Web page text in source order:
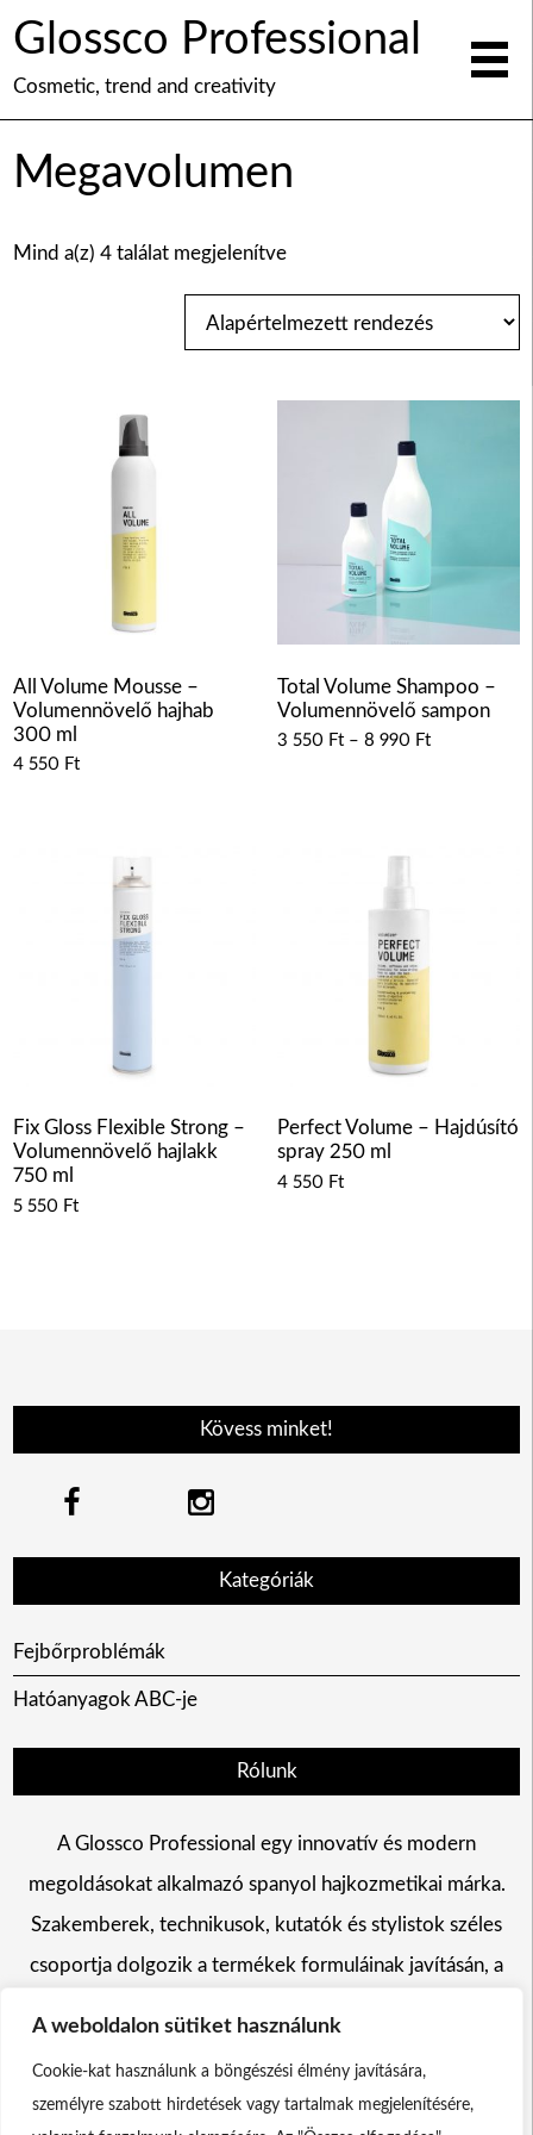
A weboldalon sütiket használunk
Cookie-kat használunk a böngészési élmény javítására,
személyre szabott hirdetések vagy tartalmak megjelenítésére,
Glossco Professional
Cosmetic, trend and creativity
Megavolumen
Mind a(z) 4 találat megjelenítve
All Volume Mousse –
Volumennövelő hajhab
300 ml
4 550 Ft
Total Volume Shampoo –
Volumennövelő sampon
3 550 Ft– 8 990 Ft
Fix Gloss Flexible Strong –
Volumennövelő hajlakk
750 ml
5 550 Ft
Perfect Volume – Hajdúsító
spray 250 ml
4 550 Ft
Kövess minket!
Kategóriák
Fejbőrproblémák
Hatóanyagok ABC-je
Rólunk
A Glossco Professional egy innovatív és modern
megoldásokat alkalmazó spanyol hajkozmetikai márka.
Szakemberek, technikusok, kutatók és stylistok széles
csoportja dolgozik a termékek formuláinak javításán, a